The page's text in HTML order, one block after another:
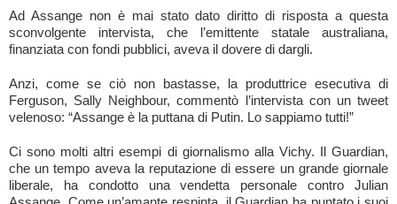
Ad Assange non è mai stato dato diritto di risposta a questa
sconvolgente intervista, che l’emittente statale australiana,
finanziata con fondi pubblici, aveva il dovere di dargli.
Anzi, come se ciò non bastasse, la produttrice esecutiva di
Ferguson, Sally Neighbour, commentò l’intervista con un tweet
velenoso: “Assange è la puttana di Putin. Lo sappiamo tutti!”
Ci sono molti altri esempi di giornalismo alla Vichy. Il Guardian,
che un tempo aveva la reputazione di essere un grande giornale
liberale, ha condotto una vendetta personale contro Julian